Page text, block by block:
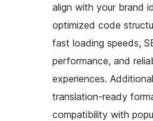
align with your brand
optimized code
fast loading speeds,
performance, and
experiences.
translation-ready
compatibility with